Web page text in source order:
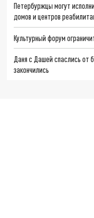
Петербуржцы могут
домов и центров
Культурный форум
Даня с Дашей спаслись от
закончились